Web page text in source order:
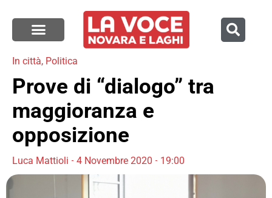
In città, Politica
Prove di “dialogo” tra
maggioranza e
opposizione
Luca Mattioli 4 Novembre 2020 19:00